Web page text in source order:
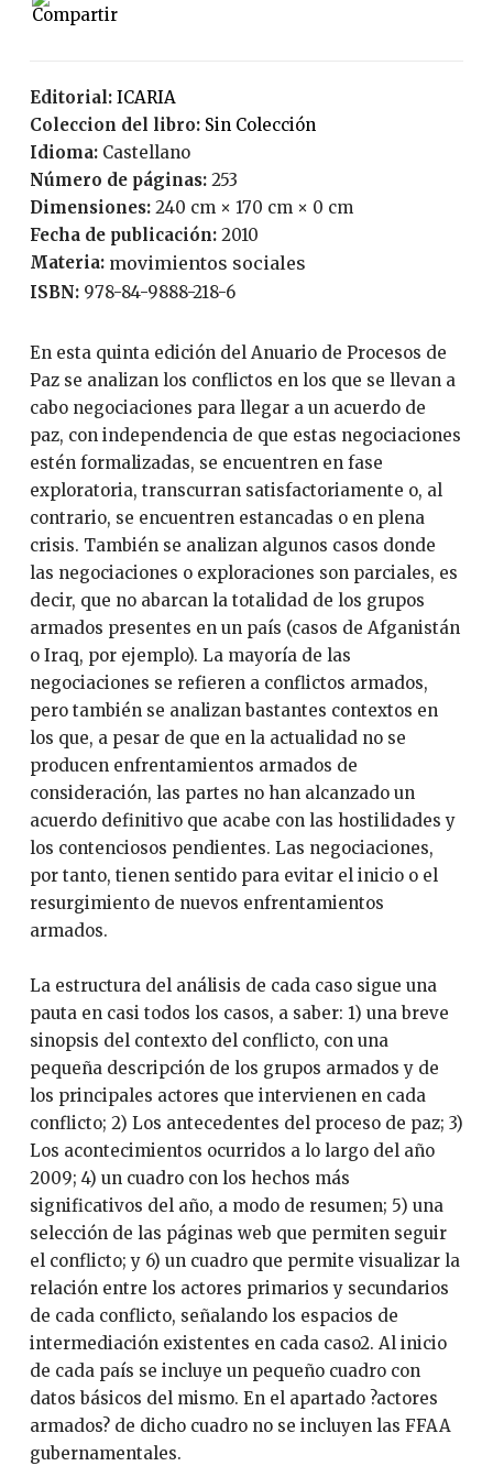
Editorial: ICARIA
Coleccion del libro:
Sin Colección
Idioma:
Castellano
Número de páginas:
253
Dimensiones: 240 cm × 170 cm × 0 cm
Fecha de publicación:
2010
Materia: movimientos sociales
ISBN: 978-84-9888-218-6
En esta quinta edición del Anuario de Procesos de
Paz se analizan los conflictos en los que se llevan a
cabo negociaciones para llegar a un acuerdo de
paz, con independencia de que estas negociaciones
estén formalizadas, se encuentren en fase
exploratoria, transcurran satisfactoriamente o, al
contrario, se encuentren estancadas o en plena
crisis. También se analizan algunos casos donde
las negociaciones o exploraciones son parciales, es
decir, que no abarcan la totalidad de los grupos
armados presentes en un país (casos de Afganistán
o Iraq, por ejemplo). La mayoría de las
negociaciones se refieren a conflictos armados,
pero también se analizan bastantes contextos en
los que, a pesar de que en la actualidad no se
producen enfrentamientos armados de
consideración, las partes no han alcanzado un
acuerdo definitivo que acabe con las hostilidades y
los contenciosos pendientes. Las negociaciones,
por tanto, tienen sentido para evitar el inicio o el
resurgimiento de nuevos enfrentamientos
armados.
La estructura del análisis de cada caso sigue una
pauta en casi todos los casos, a saber: 1) una breve
sinopsis del contexto del conflicto, con una
pequeña descripción de los grupos armados y de
los principales actores que intervienen en cada
conflicto; 2) Los antecedentes del proceso de paz; 3)
Los acontecimientos ocurridos a lo largo del año
2009; 4) un cuadro con los hechos más
significativos del año, a modo de resumen; 5) una
selección de las páginas web que permiten seguir
el conflicto; y 6) un cuadro que permite visualizar la
relación entre los actores primarios y secundarios
de cada conflicto, señalando los espacios de
intermediación existentes en cada caso2. Al inicio
de cada país se incluye un pequeño cuadro con
datos básicos del mismo. En el apartado ?actores
armados? de dicho cuadro no se incluyen las FFAA
gubernamentales.